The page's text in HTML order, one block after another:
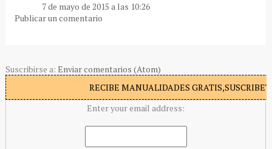
7 de mayo de 2015 a las 10:26
Publicar un comentario
Suscribirse a: Enviar comentarios (Atom)
RECIBE MANUALIDADES
Enter your email address: